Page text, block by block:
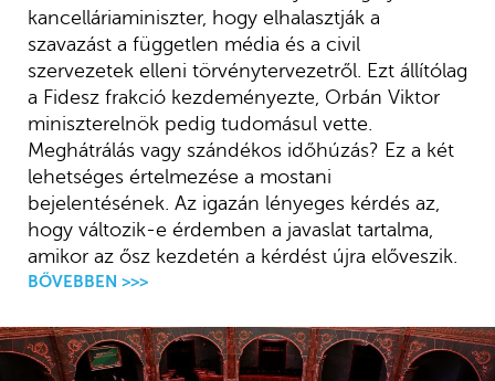
kancelláriaminiszter, hogy elhalasztják a
szavazást a független média és a civil
szervezetek elleni törvénytervezetről. Ezt állítólag
a Fidesz frakció kezdeményezte, Orbán Viktor
miniszterelnök pedig tudomásul vette.
Meghátrálás vagy szándékos időhúzás? Ez a két
lehetséges értelmezése a mostani
bejelentésének. Az igazán lényeges kérdés az,
hogy változik-e érdemben a javaslat tartalma,
amikor az ősz kezdetén a kérdést újra előveszik.
BŐVEBBEN >>>